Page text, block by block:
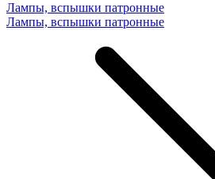
Лампы, вспышки патронные
Лампы, вспышки патронные